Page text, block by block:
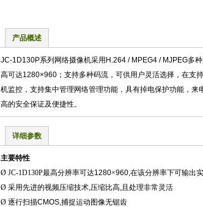
产品概述
JC-1D130P系列网络摄像机采用H.264 / MPEG4 / MJPEG多
高可达1280×960；支持多种码流，可供用户灵活选择，在支
机监控，支持集中管理网络管理功能，具有掉电保护功能，
高的安全保证及便捷性。
详细参数
主要特性
Ø JC-1D130P最高分辨率可达1280×960,在该分辨率下可输出
Ø 采用先进的视频压缩技术,压缩比高, 且处理非常灵活
Ø 逐行扫描CMOS,捕捉运动图像无锯齿